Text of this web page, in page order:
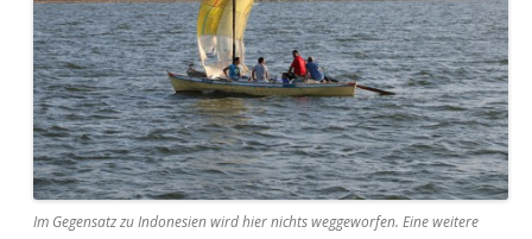
Im Gegensatz zu Indonesien wird hier nichts weggeworfen. Eine weitere